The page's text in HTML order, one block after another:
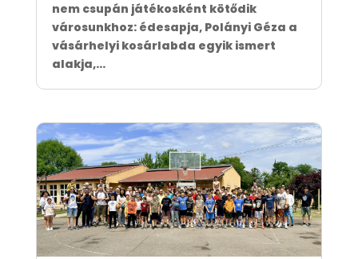
nem csupán játékosként kötődik
városunkhoz: édesapja, Polányi Géza a
vásárhelyi kosárlabda egyik ismert
alakja,...